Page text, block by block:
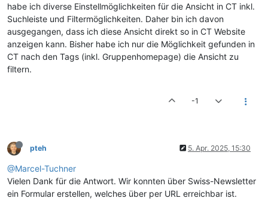
habe ich diverse Einstellmöglichkeiten für die Ansicht in CT inkl.
Suchleiste und Filtermöglichkeiten. Daher bin ich davon
ausgegangen, dass ich diese Ansicht direkt so in CT Website
anzeigen kann. Bisher habe ich nur die Möglichkeit gefunden in
CT nach den Tags (inkl. Gruppenhomepage) die Ansicht zu
filtern.
-1
pteh 5. Apr. 2025, 15:30
@Marcel-Tuchner
Vielen Dank für die Antwort. Wir konnten über Swiss-Newsletter
ein Formular erstellen, welches über per URL erreichbar ist.